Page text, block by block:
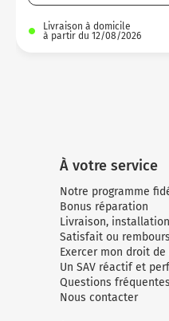
Livraison à domicile
à partir du 12/08/2026
À votre service
Notre programme
Bonus réparation
Livraison,
Satisfait ou
Exercer mon droit
Un SAV réactif et
Questions fréquentes
Nous contacter